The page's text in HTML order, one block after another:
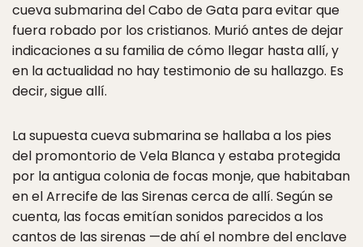
cueva submarina del Cabo de Gata para evitar que
fuera robado por los cristianos. Murió antes de dejar
indicaciones a su familia de cómo llegar hasta allí, y
en la actualidad no hay testimonio de su hallazgo. Es
decir, sigue allí.
La supuesta cueva submarina se hallaba a los pies
del promontorio de Vela Blanca y estaba protegida
por la antigua colonia de focas monje, que habitaban
en el Arrecife de las Sirenas cerca de allí. Según se
cuenta, las focas emitían sonidos parecidos a los
cantos de las sirenas —de ahí el nombre del enclave